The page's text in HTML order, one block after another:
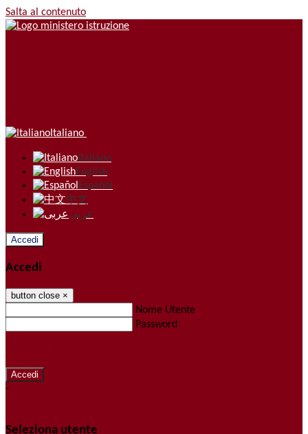
Salta al contenuto
Italiano
Italiano
English
Español
中文
عربى
Accedi
Accedi
button close ×
Nome Utente
Password
-
Seleziona utente